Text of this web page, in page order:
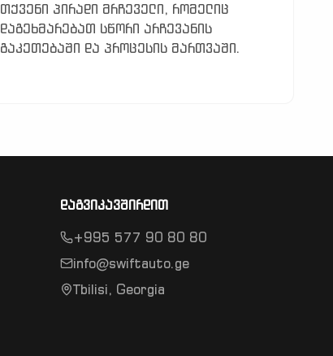
თქვენი პირადი მრჩეველი, რომელიც
დაგეხმარებათ სწორი არჩევანის
გაკეთებაში და პროცესის მართვაში.
დაგვიკავშირდით
+995 577 90 80 80
info@swiftauto.ge
Tbilisi, Georgia